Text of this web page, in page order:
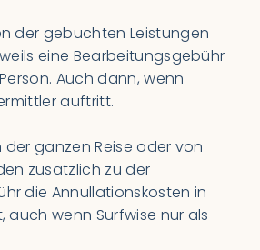
der gebuchten Leistungen
eine Bearbeitungsgebühr
Auch dann, wenn
auftritt.
der ganzen Reise oder von
zusätzlich zu der
die Annullationskosten in
auch wenn Surfwise nur als